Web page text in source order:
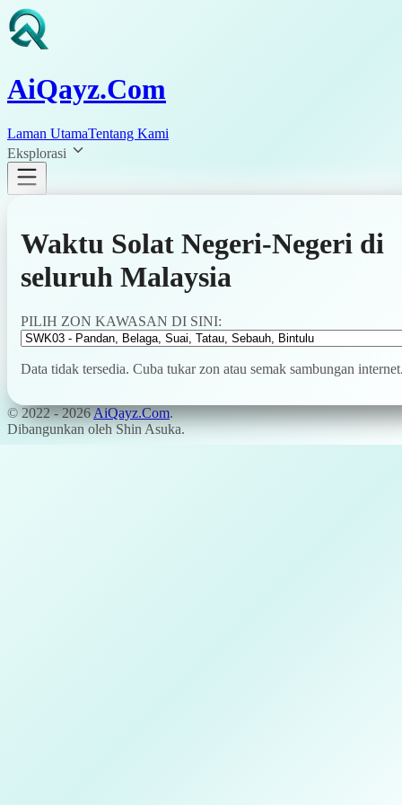
AiQayz.Com
Laman UtamaTentang Kami
Eksplorasi
Waktu Solat Negeri-Negeri di
seluruh Malaysia
PILIH ZON KAWASAN DI SINI:
Data tidak tersedia. Cuba tukar zon atau semak sambungan
© 2022 -2026AiQayz.Com.
Dibangunkan oleh Shin Asuka.